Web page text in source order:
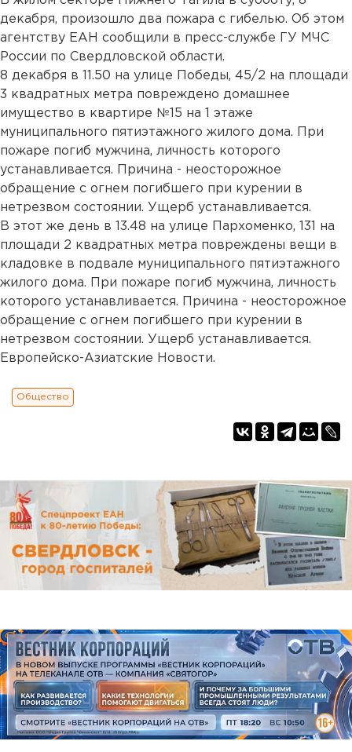
декабря, произошло два пожара с гибелью. Об этом
агентству ЕАН сообщили в пресс-службе ГУ МЧС
России по Свердловской области.
8 декабря в 11.50 на улице Победы, 45/2 на площади
3 квадратных метра повреждено домашнее
имущество в квартире №15 на 1 этаже
муниципального пятиэтажного жилого дома. При
пожаре погиб мужчина, личность которого
устанавливается. Причина - неосторожное
обращение с огнем погибшего при курении в
нетрезвом состоянии. Ущерб устанавливается.
В этот же день в 13.48 на улице Пархоменко, 131 на
площади 2 квадратных метра повреждены вещи в
кладовке в подвале муниципального пятиэтажного
жилого дома. При пожаре погиб мужчина, личность
которого устанавливается. Причина - неосторожное
обращение с огнем погибшего при курении в
нетрезвом состоянии. Ущерб устанавливается.
Европейско-Азиатские Новости.
Общество